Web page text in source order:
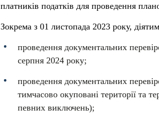
платників податків для проведення
Зокрема з 01 листопада 2023 року,
проведення документальних
серпня 2024 року;
проведення документальних
тимчасово окуповані території та
певних виключень);